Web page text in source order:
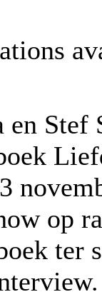
Stef
op
ter